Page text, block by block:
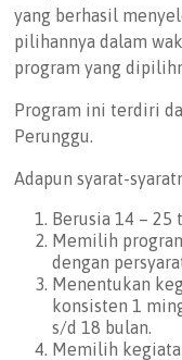
yang berhasil
pilihannya dalam
program yang
Program ini terdiri
Perunggu.
Adapun syarat-
Berusia 14 – 25
Memilih
dengan
Menentukan
konsisten 1
s/d 18 bulan.
Memilih